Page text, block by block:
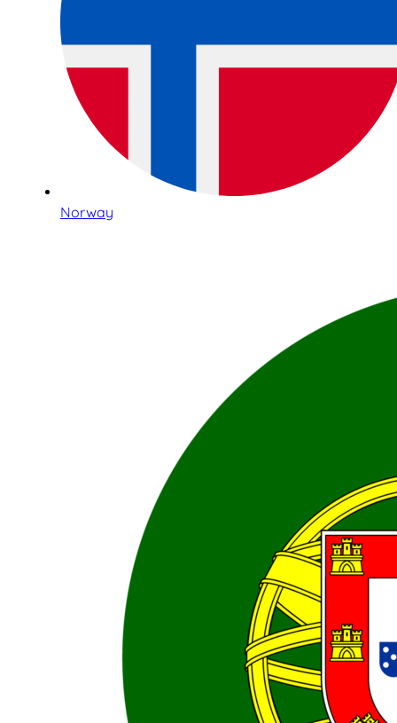
Norway